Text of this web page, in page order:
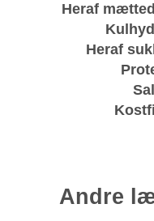
Heraf
Heraf
Andre